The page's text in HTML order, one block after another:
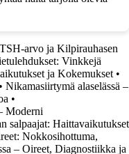
TSH-arvo ja Kilpirauhasen
Vinkkejä
ja Kokemukset •
• Nikamasiirtymä alaselässä –
•
Moderni
salpaajat: Haittavaikutukset
Nokkosihottuma,
– Oireet, Diagnostiikka ja